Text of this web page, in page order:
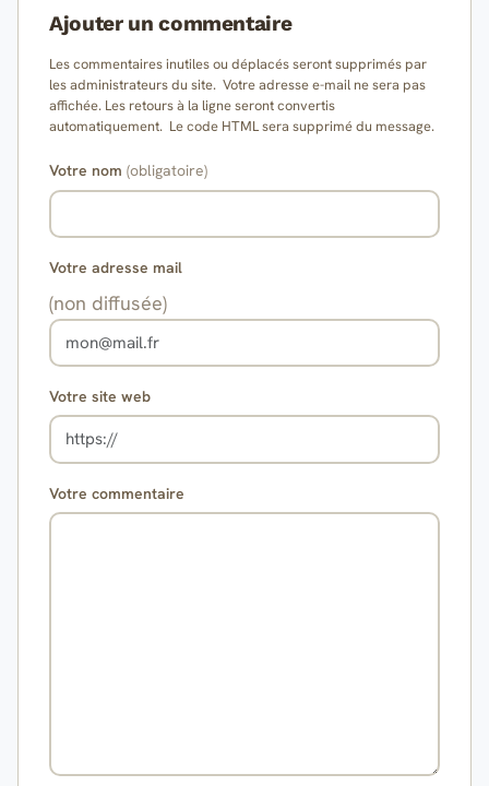
Ajouter un commentaire
Les commentaires inutiles ou déplacés seront supprimés par
les administrateurs du site. Votre adresse e-mail ne sera pas
affichée. Les retours à la ligne seront convertis
automatiquement. Le code HTML sera supprimé du message.
Votre nom (obligatoire)
Votre adresse mail
(non diffusée)
Votre site web
Votre commentaire